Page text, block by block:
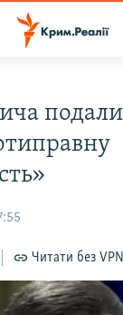
Читати без VPN